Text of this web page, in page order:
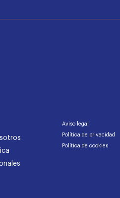
Aviso legal
Política de privacidad
Política de cookies